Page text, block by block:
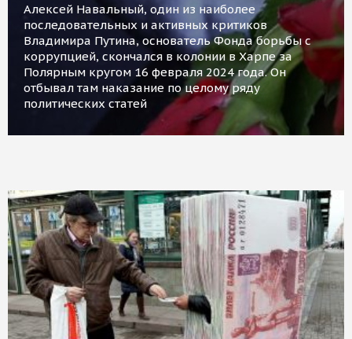
Алексей Навальный, один из наиболее
последовательных и активных критиков
Владимира Путина, основатель Фонда борьбы с
коррупцией, скончался в колонии в Харпе за
Полярным кругом 16 февраля 2024 года. Он
отбывал там наказание по целому ряду
политических статей